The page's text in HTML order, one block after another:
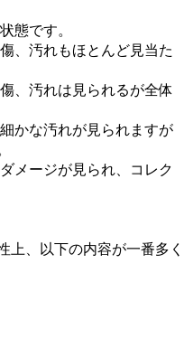
です。
汚れもほとんど見当た
汚れは見られるが全体
な汚れが見られますが
ージが見られ、コレク
上、以下の内容が一番多く